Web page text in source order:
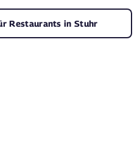
Restaurants in Stuhr